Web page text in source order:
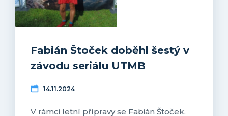
Fabián Štoček doběhl šestý v
závodu seriálu UTMB
14.11.2024
V rámci letní přípravy se Fabián Štoček,